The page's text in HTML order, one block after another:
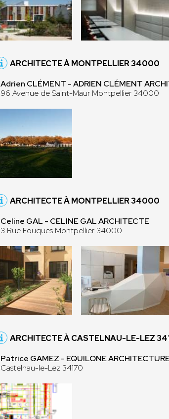
ARCHITECTE À MONTPELLIER 34000
Adrien CLÉMENT - ADRIEN CLÉMENT
96 Avenue de Saint-Maur Montpellier 34000
ARCHITECTE À MONTPELLIER 34000
Celine GAL - CELINE GAL ARCHITECTE
3 Rue Fouques Montpellier 34000
ARCHITECTE À CASTELNAU-LE-LEZ
Patrice GAMEZ - EQUILONE
Castelnau-le-Lez 34170